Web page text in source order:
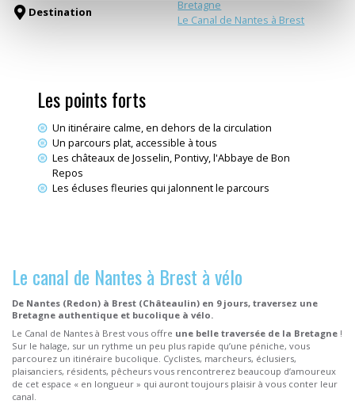
Destination
Bretagne
Le Canal de Nantes à Brest
Les points forts
Un itinéraire calme, en dehors de la circulation
Un parcours plat, accessible à tous
Les châteaux de Josselin, Pontivy, l'Abbaye de Bon
Repos
Les écluses fleuries qui jalonnent le parcours
Le canal de Nantes à Brest à vélo
De Nantes (Redon) à Brest (Châteaulin) en 9 jours, traversez une
Bretagne authentique et bucolique à vélo.
Le Canal de Nantes à Brest vous offre une belle traversée de la Bretagne !
Sur le halage, sur un rythme un peu plus rapide qu’une péniche, vous
parcourez un itinéraire bucolique. Cyclistes, marcheurs, éclusiers,
plaisanciers, résidents, pêcheurs vous rencontrerez beaucoup d’amoureux
de cet espace « en longueur » qui auront toujours plaisir à vous conter leur
canal.